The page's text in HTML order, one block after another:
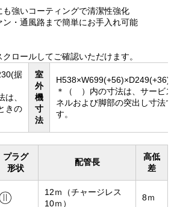
強いコーティングで清潔性強化
・通風路まで簡単にお手入れ可能
ロールしてご確認いただけます。
据
、
きの
室
外
機
寸
法
＊（ ）内の寸法は、サービ
ネルおよび脚部の突出し寸法で
す。
プラグ
形状
配管長
高低
差
12ｍ（チャージレス
10ｍ）
8ｍ